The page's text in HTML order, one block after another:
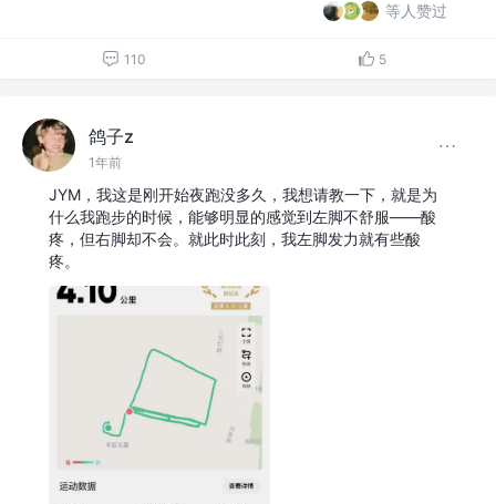
等人赞过
110 5
鸽子z
1年前
JYM，我这是刚开始夜跑没多久，我想请教一下，就是为
什么我跑步的时候，能够明显的感觉到左脚不舒服——酸
疼，但右脚却不会。就此时此刻，我左脚发力就有些酸
疼。